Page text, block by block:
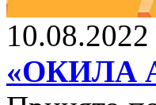
10.08.2022
«ОКИЛА